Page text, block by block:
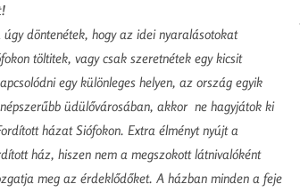
úgy döntenétek, hogy az idei nyaralásotokat
töltitek, vagy csak szeretnétek egy kicsit
egy különleges helyen, az ország egyik
üdülővárosában, akkor ne hagyjátok ki
házat Siófokon. Extra élményt nyújt a
ház, hiszen nem a megszokott látnivalóként
meg az érdeklődőket. A házban minden a feje